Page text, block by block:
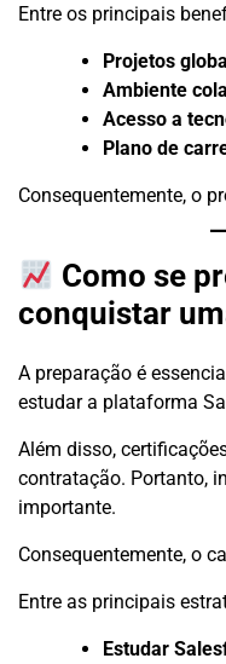
Entre os principais
Projetos
Ambiente
Acesso a
Plano de
Consequentemente, o
Como se
conquistar
A preparação é
estudar a plataforma
Além disso,
contratação. Portanto,
importante.
Consequentemente, o
Entre as principais
Estudar